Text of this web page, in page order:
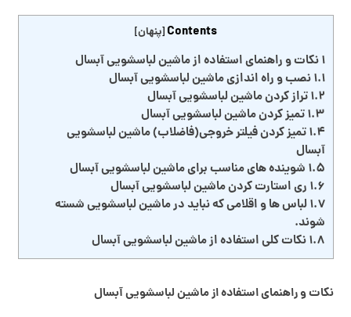
Contents
[پنهان]
1نکات و راهنمای استفاده از ماشین لباسشویی آبسال
1.1نصب و راه اندازی ماشین لباسشویی آبسال
1.2تراز کردن ماشین لباسشویی آبسال
1.3تمیز کردن ماشین لباسشویی آبسال
1.4تمیز کردن فیلتر خروجی(فاضلاب) ماشین لباسشویی
آبسال
1.5 شوینده های مناسب برای ماشین لباسشویی آبسال
1.6 ری استارت کردن ماشین لباسشویی آبسال
1.7لباس ها و اقلامی که نباید در ماشین لباسشویی شسته
شوند.
1.8نکات کلی استفاده از ماشین لباسشویی آبسال
نکات و راهنمای استفاده از ماشین لباسشویی آبسال